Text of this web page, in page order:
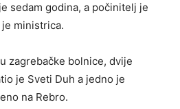
sedam godina, a počinitelj je
je ministrica.
zagrebačke bolnice, dvije
je Sveti Duh a jedno je
na Rebro.